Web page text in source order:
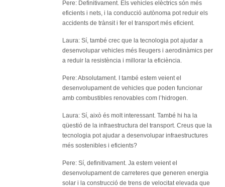
Pere: Definitivament. Els vehicles elèctrics són més
eficients i nets, i la conducció autònoma pot reduir els
accidents de trànsit i fer el transport més eficient.
Laura: Sí, també crec que la tecnologia pot ajudar a
desenvolupar vehicles més lleugers i aerodinàmics per
a reduir la resistència i millorar la eficiència.
Pere: Absolutament. I també estem veient el
desenvolupament de vehicles que poden funcionar
amb combustibles renovables com l’hidrogen.
Laura: Sí, això és molt interessant. També hi ha la
qüestió de la infraestructura del transport. Creus que la
tecnologia pot ajudar a desenvolupar infraestructures
més sostenibles i eficients?
Pere: Sí, definitivament. Ja estem veient el
desenvolupament de carreteres que generen energia
solar i la construcció de trens de velocitat elevada que